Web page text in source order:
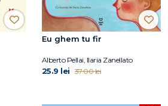
Eu ghem tu fir
Alberto Pellai, Ilaria Zanellato
25.9 lei 37.00 lei